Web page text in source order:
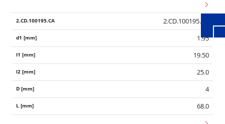
2.CD.100195.CA
1.95
19.50
25.0
4
68.0